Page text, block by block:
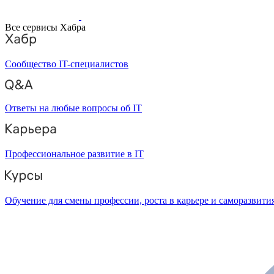
Все сервисы Хабра
Сообщество IT-специалистов
Ответы на любые вопросы об IT
Профессиональное развитие в IT
Обучение для смены профессии, роста в карьере и